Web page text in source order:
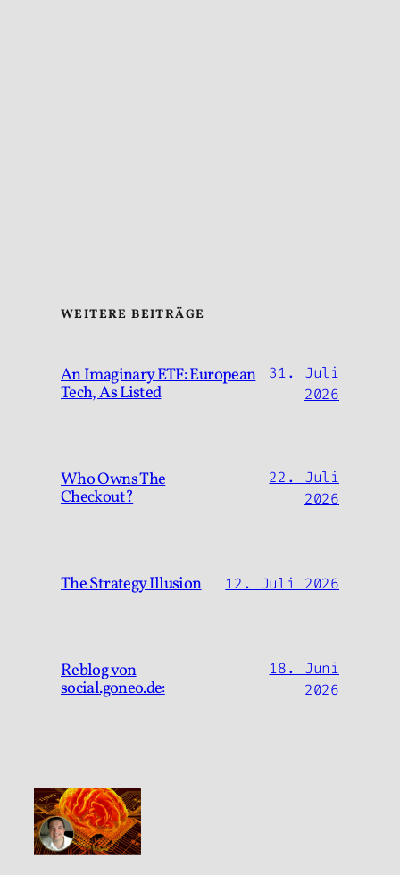
WEITERE BEITRÄGE
An Imaginary ETF: European
Tech, As Listed
31. Juli
2026
Who Owns The
Checkout?
22. Juli
2026
The Strategy Illusion 12. Juli 2026
Reblog von
social.goneo.de:
18. Juni
2026